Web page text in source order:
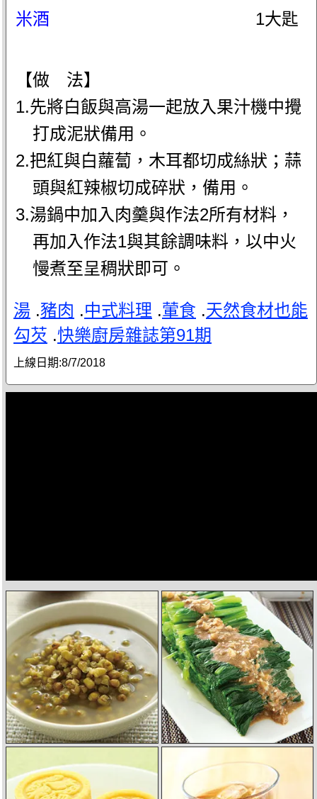
米酒
1大匙
【做 法】
1.先將白飯與高湯一起放入果汁機中攪
打成泥狀備用。
2.把紅與白蘿蔔，木耳都切成絲狀；蒜
頭與紅辣椒切成碎狀，備用。
3.湯鍋中加入肉羹與作法2所有材料，
再加入作法1與其餘調味料，以中火
慢煮至呈稠狀即可。
湯 .豬肉 .中式料理 .葷食 .天然食材也能
勾芡 .快樂廚房雜誌第91期
上線日期:8/7/2018